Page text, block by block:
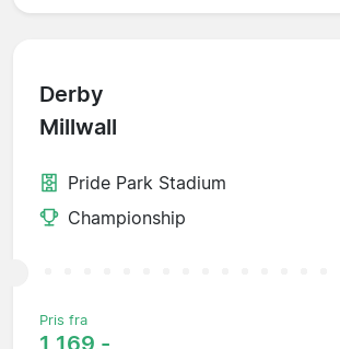
Derby
Millwall
Pride Park Stadium
Championship
Pris fra
1 169,-